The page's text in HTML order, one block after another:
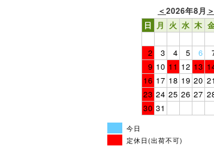
＜2026年8月 ＞
日 月 火 水 木
2
3 4 5 6
9 10 11 12 13
16 17 18 19 20 21
23 24 25 26 27
30 31
今日
定休日(出荷不可)